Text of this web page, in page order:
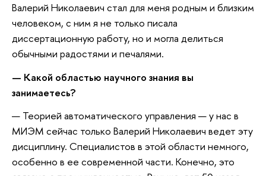
Валерий Николаевич стал для меня родным и близким
человеком, с ним я не только писала
диссертационную работу, но и могла делиться
обычными радостями и печалями.
— Какой областью научного знания вы
занимаетесь?
— Теорией автоматического управления — у нас в
МИЭМ сейчас только Валерий Николаевич ведет эту
дисциплину. Специалистов в этой области немного,
особенно в ее современной части. Конечно, это